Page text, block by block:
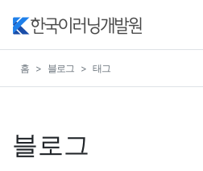
홈 블로그 태그
블로그